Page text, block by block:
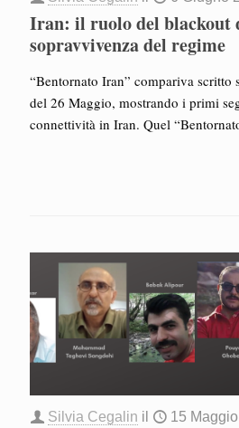
Iran: il ruolo del blackout
sopravvivenza del regime
“Bentornato Iran” compariva scritto
del 26 Maggio, mostrando i primi
connettività in Iran. Quel
Silvia Cegalin il 15